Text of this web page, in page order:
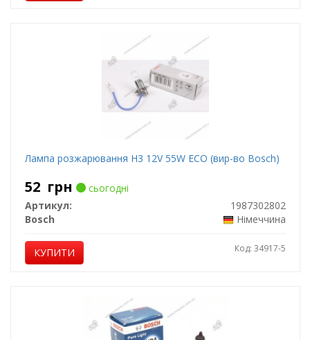
Лампа розжарювання H3 12V 55W ECO (вир-во Bosch)
52 грн
сьогодні
Артикул:
1987302802
Bosch
Німеччина
КУПИТИ Код: 34917-5